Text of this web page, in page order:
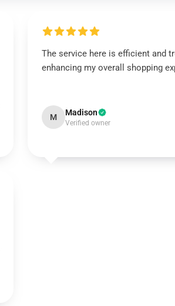
The service here is efficient and
enhancing my overall shopping
M Madison
Verified owner